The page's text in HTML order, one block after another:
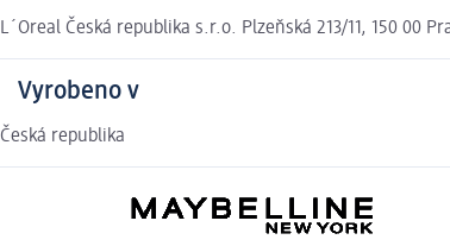
L´Oreal Česká republika s.r.o. Plzeňská 213/11, 150 00
Vyrobeno v
Česká republika